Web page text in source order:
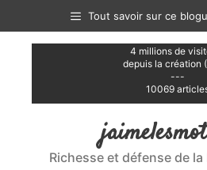
contenu
Tout savoir sur ce
4 millions de
depuis la création
---
10069
Richesse et défense de